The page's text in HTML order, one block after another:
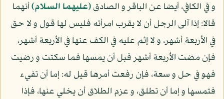
و في الكافي، أيضا عن الباقر و الصادق(عليهما السلام)أنهما
قالا: إذا آلى الرجل أن لا يقرب امرأته فليس لها قول و لا حق
في الأربعة أشهر، و لا إثم عليه في الكف عنها في الأربعة أشهر،
فإن مضت الأربعة أشهر قبل أن يمسها فما سكتت و رضيت
فهو في حل و سعة، فإن رفعت أمرها قيل له: إما أن تفيء
فتمسها و إما أن تطلق، و عزم الطلاق أن يخلي عنها، فإذا